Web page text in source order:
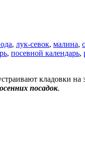
, лук-севок, малина,
, посевной календарь,
кладовки
осенних посадок.